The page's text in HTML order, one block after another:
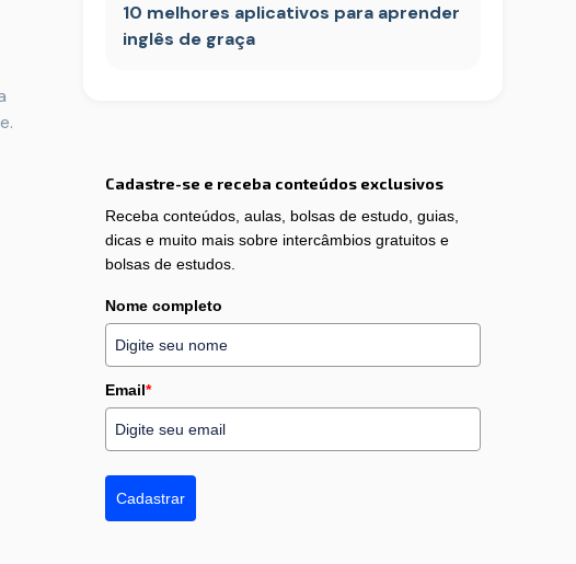
10 melhores aplicativos para aprender
inglês de graça
Cadastre-se e receba conteúdos exclusivos
Receba conteúdos, aulas, bolsas de estudo, guias,
dicas e muito mais sobre intercâmbios gratuitos e
bolsas de estudos.
Nome completo
Email*
Cadastrar